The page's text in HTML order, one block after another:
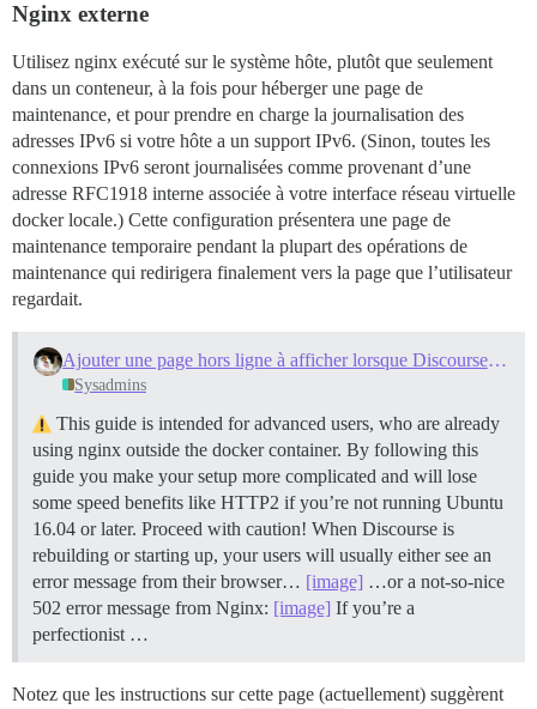
Nginx externe
Utilisez nginx exécuté sur le système hôte, plutôt que seulement
dans un conteneur, à la fois pour héberger une page de
maintenance, et pour prendre en charge la journalisation des
adresses IPv6 si votre hôte a un support IPv6. (Sinon, toutes les
connexions IPv6 seront journalisées comme provenant d’une
adresse RFC1918 interne associée à votre interface réseau virtuelle
docker locale.) Cette configuration présentera une page de
maintenance temporaire pendant la plupart des opérations de
maintenance qui redirigera finalement vers la page que l’utilisateur
regardait.
Ajouter une page hors ligne à afficher lorsque Discourse est en reconstruction ou au démarrage
Sysadmins
This guide is intended for advanced users, who are already
using nginx outside the docker container. By following this
guide you make your setup more complicated and will lose
some speed benefits like HTTP2 if you’re not running Ubuntu
16.04 or later. Proceed with caution! When Discourse is
rebuilding or starting up, your users will usually either see an
error message from their browser… [image] …or a not-so-nice
502 error message from Nginx: [image] If you’re a
perfectionist …
Notez que les instructions sur cette page (actuellement) suggèrent